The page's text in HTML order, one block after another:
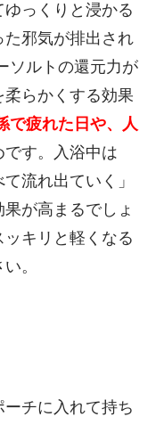
っくりと浸かる
た邪気が排出され
ソルトの還元力が
らかくする効果
で疲れた日や、人
す。入浴中は
流れ出ていく」
が高まるでしょ
キリと軽くなる
。
チに入れて持ち